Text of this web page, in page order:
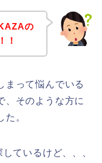
の
！
まって悩んでいる
、そのような方に
。
ているけど、、、